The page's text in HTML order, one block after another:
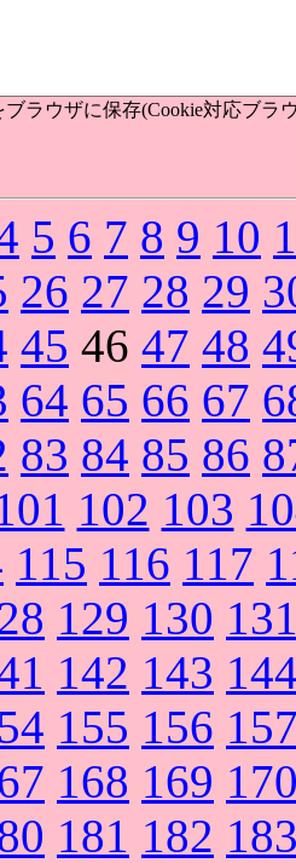
ラウザに保存(Cookie対応ブラ
5 6 7 8 9 10
26 27 28 29
45 46 47 48
64 65 66 67
83 84 85 86
102 103
115 116 117
129 130
142 143
155 156
168 169
181 182